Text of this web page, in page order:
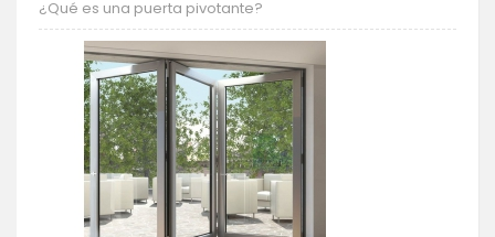
¿Qué es una puerta pivotante?